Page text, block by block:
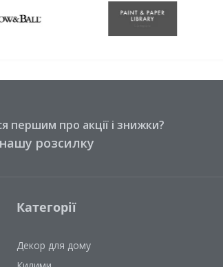
першим про акції і знижки?
розсилку
Категорії
Декор для дому